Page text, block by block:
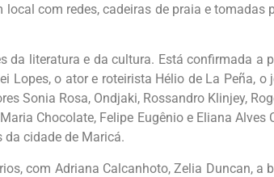
local com redes, cadeiras de praia e tomadas
da literatura e da cultura. Está confirmada a
Lopes, o ator e roteirista Hélio de La Peña,
Sonia Rosa, Ondjaki, Rossandro Klinjey,
Chocolate, Felipe Eugênio e Eliana Alves
cidade de Maricá.
com Adriana Calcanhoto, Zelia Duncan, a